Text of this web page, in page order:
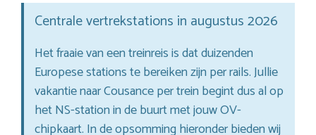
Centrale vertrekstations in augustus 2026
Het fraaie van een treinreis is dat duizenden
Europese stations te bereiken zijn per rails. Jullie
vakantie naar Cousance per trein begint dus al op
het NS-station in de buurt met jouw OV-
chipkaart. In de opsomming hieronder bieden wij